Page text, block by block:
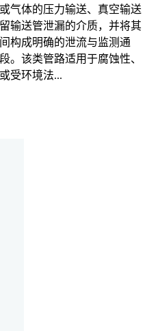
气体的压力输送、真空输送
输送管泄漏的介质，并将其
构成明确的泄流与监测通
。该类管路适用于腐蚀性、
受环境法...